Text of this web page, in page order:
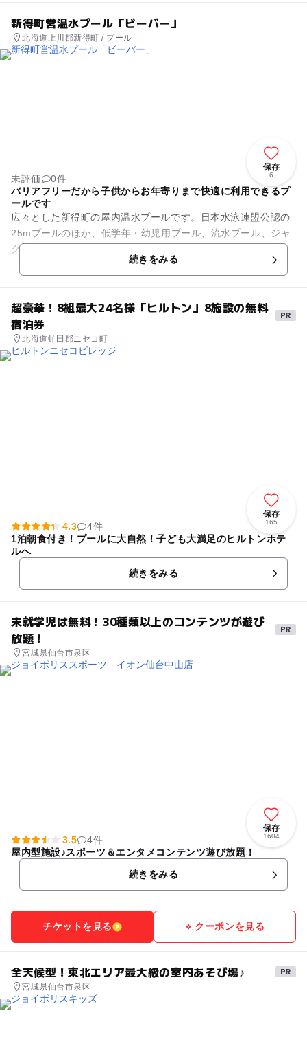
新得町営温水プール「ビーバー」
北海道上川郡新得町 / プール
保存
6
未評価
0件
バリアフリーだから子供からお年寄りまで快適に利用できるプ
ールです
広々とした新得町の屋内温水プールです。日本水泳連盟公認の
25mプールのほか、低学年・幼児用プール、流水プール、ジャ
グジーを備え、子供からお年寄りまで幅広い年代の人々のスポ
ーツ推進、健康増進施設と...続きをみる
超豪華！8組最大24名様「ヒルトン」8施設の無料
宿泊券
北海道虻田郡ニセコ町
保存
165
4.3
4件
1泊朝食付き！プールに大自然！子ども大満足のヒルトンホテ
ルへ
続きをみる
未就学児は無料！30種類以上のコンテンツが遊び
放題！
宮城県仙台市泉区
保存
1604
3.5
4件
屋内型施設♪スポーツ＆エンタメコンテンツ遊び放題！
続きをみる
チケットを見る クーポンを見る
全天候型！東北エリア最大級の室内あそび場♪
宮城県仙台市泉区